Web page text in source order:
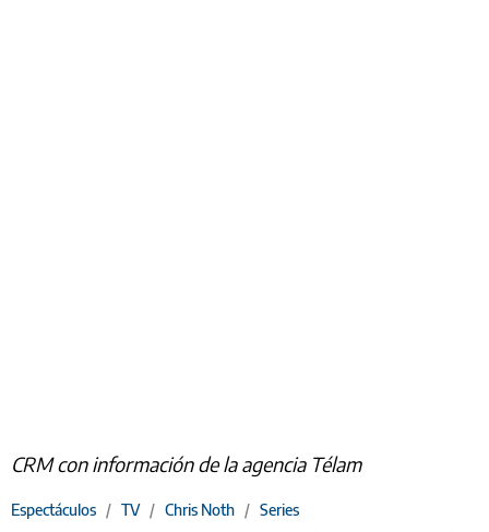
CRM con información de la agencia Télam
Espectáculos / TV / Chris Noth / Series